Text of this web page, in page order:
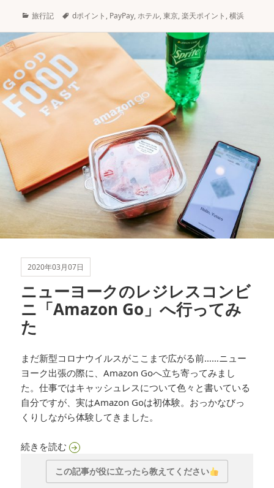
カ
ゴ
リ
ー
旅行記
タ
dポイント , PayPay,ホテル,東京,楽天ポイント ,横浜
2020年03月07日
ニューヨークのレジレスコンビ
ニ「Amazon Go」へ行ってみ
た
まだ新型コロナウイルスがここまで広がる前……ニュー
ヨーク出張の際に、Amazon Goへ立ち寄ってみまし
た。仕事ではキャッシュレスについて色々と書いている
自分ですが、実はAmazon Goは初体験。おっかなびっ
くりしながら体験してきました。
続きを読むニューヨークのレジレスコンビニ「Amazon Go
この記事が役に立ったら教えてください